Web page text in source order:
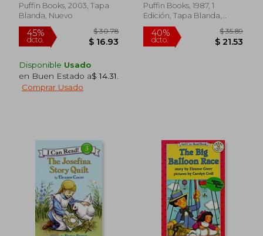
Puffin Books, 2003, Tapa
Blanda, Nuevo
45%
dcto. $ 16.93
Disponible Usado
en Buen Estado a$ 14.31
Comprar Usado
Puffin Books, 1987, 1
Edición, Tapa Blanda,
Nuevo
40%
dcto.